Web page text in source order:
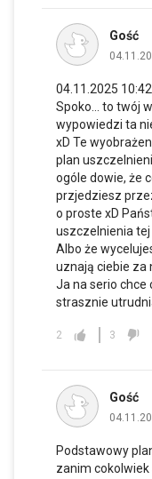
Gość
04.11.2025 10:42
Spoko... to twój
wypowiedzi ta
xD Te
plan
ogóle dowie, że
przjedziesz
o proste xD
uszczelnienia
Albo że
uznają ciebie za
Ja na serio chce
strasznie
2 3
Gość
Podstawowy
zanim cokolwiek